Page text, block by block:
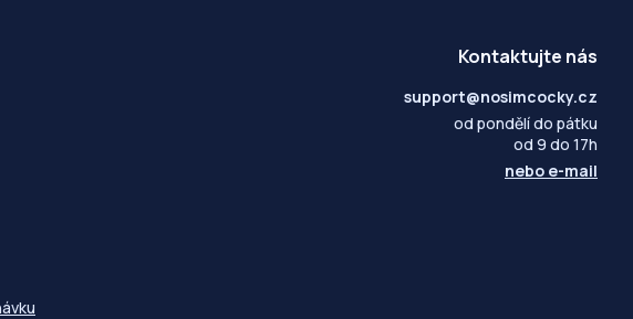
Kontaktujte nás
support@nosimcocky.cz
od pondělí do pátku
od 9 do 17h
nebo e-mail